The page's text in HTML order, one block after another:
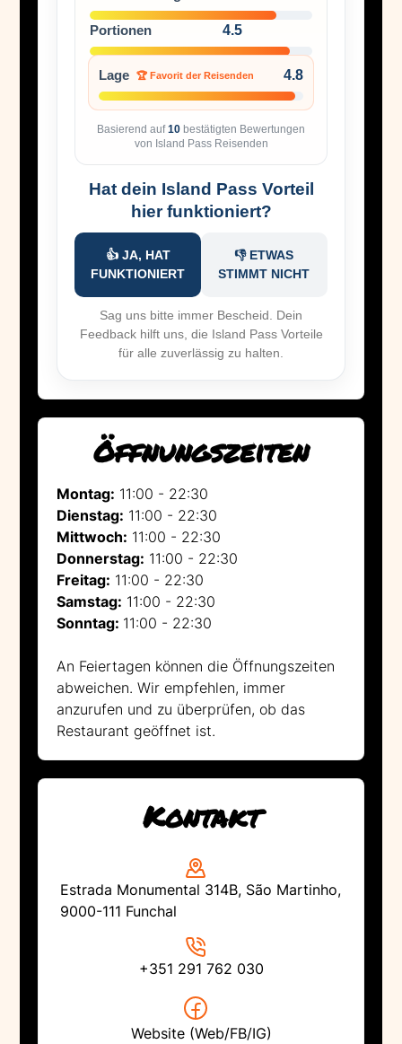
Portionen 4.5
Lage 🏆 Favorit der Reisenden 4.8
Basierend auf10 bestätigten Bewertungen
von Island Pass Reisenden
Hat dein Island Pass Vorteil
hier funktioniert?
👍 JA, HAT
FUNKTIONIERT
👎 ETWAS
STIMMT NICHT
Sag uns bitte immer Bescheid. Dein
Feedback hilft uns, die Island Pass Vorteile
für alle zuverlässig zu halten.
Öffnungszeiten
Montag: 11:00 - 22:30
Dienstag: 11:00 - 22:30
Mittwoch: 11:00 - 22:30
Donnerstag: 11:00 - 22:30
Freitag: 11:00 - 22:30
Samstag: 11:00 - 22:30
Sonntag: 11:00 - 22:30
An Feiertagen können die Öffnungszeiten
abweichen. Wir empfehlen, immer
anzurufen und zu überprüfen, ob das
Restaurant geöffnet ist.
Kontakt
Estrada Monumental 314B, São Martinho,
9000-111 Funchal
+351 291 762 030
Website (Web/FB/IG)